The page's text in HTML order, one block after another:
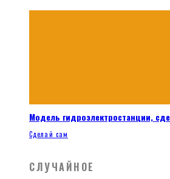
Модель гидроэлектростанции,
Сделай сам
СЛУЧАЙНОЕ